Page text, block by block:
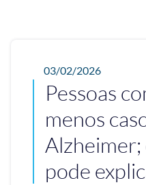
03/02/2026
Pessoas
menos
pode